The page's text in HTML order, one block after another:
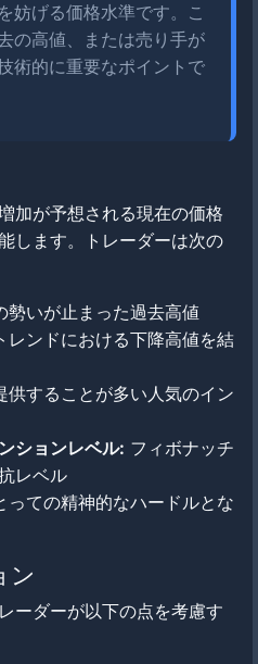
妨げる価格水準です。こ
の高値、または売り手が
術的に重要なポイントで
加が予想される現在の価格
します。トレーダーは次の
勢いが止まった過去高値
レンドにおける下降高値を結
供することが多い人気のイン
ションレベル: フィボナッチ
レベル
っての精神的なハードルとな
ン
ーダーが以下の点を考慮す